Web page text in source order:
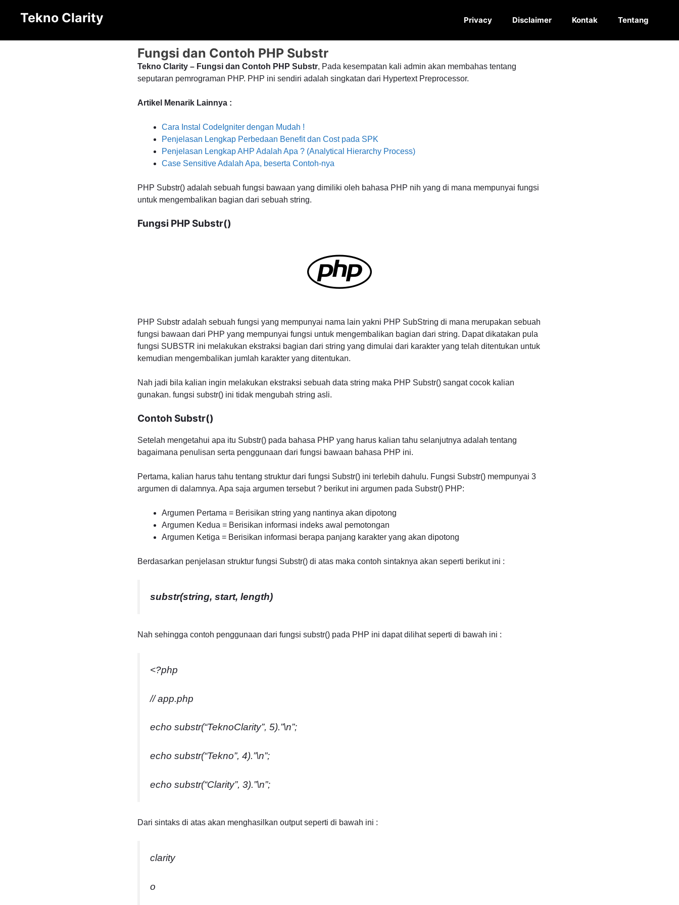
Tekno Clarity Privacy Disclaimer Kontak Tentang
Fungsi dan Contoh PHP Substr
Tekno Clarity – Fungsi dan Contoh PHP Substr, Pada kesempatan kali admin akan membahas tentang
seputaran pemrograman PHP. PHP ini sendiri adalah singkatan dari Hypertext Preprocessor.
Artikel Menarik Lainnya :
Cara Instal CodeIgniter dengan Mudah !
Penjelasan Lengkap Perbedaan Benefit dan Cost pada SPK
Penjelasan Lengkap AHP Adalah Apa ? (Analytical Hierarchy Process)
Case Sensitive Adalah Apa, beserta Contoh-nya
PHP Substr() adalah sebuah fungsi bawaan yang dimiliki oleh bahasa PHP nih yang di mana mempunyai fungsi
untuk mengembalikan bagian dari sebuah string.
Fungsi PHP Substr()
PHP Substr adalah sebuah fungsi yang mempunyai nama lain yakni PHP SubString di mana merupakan sebuah
fungsi bawaan dari PHP yang mempunyai fungsi untuk mengembalikan bagian dari string. Dapat dikatakan pula
fungsi SUBSTR ini melakukan ekstraksi bagian dari string yang dimulai dari karakter yang telah ditentukan untuk
kemudian mengembalikan jumlah karakter yang ditentukan.
Nah jadi bila kalian ingin melakukan ekstraksi sebuah data string maka PHP Substr() sangat cocok kalian
gunakan. fungsi substr() ini tidak mengubah string asli.
Contoh Substr()
Setelah mengetahui apa itu Substr() pada bahasa PHP yang harus kalian tahu selanjutnya adalah tentang
bagaimana penulisan serta penggunaan dari fungsi bawaan bahasa PHP ini.
Pertama, kalian harus tahu tentang struktur dari fungsi Substr() ini terlebih dahulu. Fungsi Substr() mempunyai 3
argumen di dalamnya. Apa saja argumen tersebut ? berikut ini argumen pada Substr() PHP:
Argumen Pertama = Berisikan string yang nantinya akan dipotong
Argumen Kedua = Berisikan informasi indeks awal pemotongan
Argumen Ketiga = Berisikan informasi berapa panjang karakter yang akan dipotong
Berdasarkan penjelasan struktur fungsi Substr() di atas maka contoh sintaknya akan seperti berikut ini :
substr(string, start, length)
Nah sehingga contoh penggunaan dari fungsi substr() pada PHP ini dapat dilihat seperti di bawah ini :
<?php
// app.php
echo substr(“TeknoClarity”, 5).”\n”;
echo substr(“Tekno”, 4).”\n”;
echo substr(“Clarity”, 3).”\n”;
Dari sintaks di atas akan menghasilkan output seperti di bawah ini :
clarity
o